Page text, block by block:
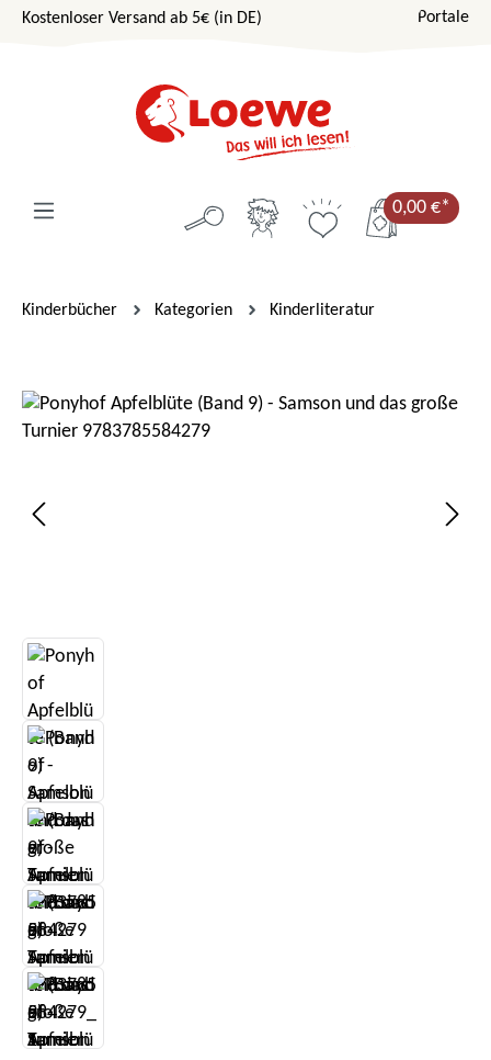
Zum Hauptinhalt springen
Kostenloser Versand ab 5€ (in DE) Portale
0,00 €*
Kinderbücher Kategorien Kinderliteratur
Bildergalerie überspringen